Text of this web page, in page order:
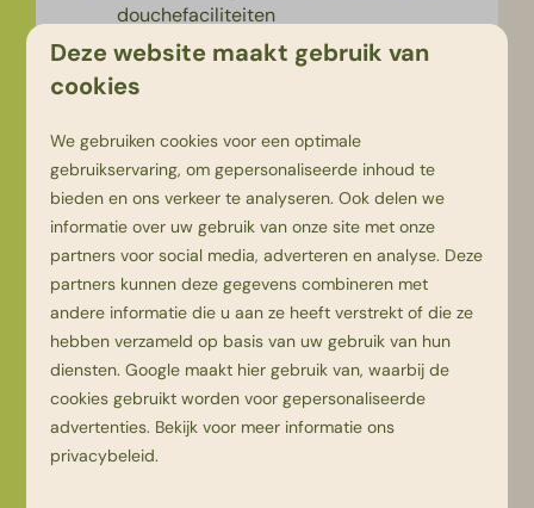
douchefaciliteiten
Privé waterpunt
Boek
Deze website maakt gebruik van
cookies
We gebruiken cookies voor een optimale
gebruikservaring, om gepersonaliseerde inhoud te
bieden en ons verkeer te analyseren. Ook delen we
informatie over uw gebruik van onze site met onze
partners voor social media, adverteren en analyse. Deze
partners kunnen deze gegevens combineren met
andere informatie die u aan ze heeft verstrekt of die ze
hebben verzameld op basis van uw gebruik van hun
diensten.Google maakt hier gebruik van, waarbij de
cookies gebruikt worden voor gepersonaliseerde
advertenties. Bekijk voor meer informatie ons
privacybeleid.